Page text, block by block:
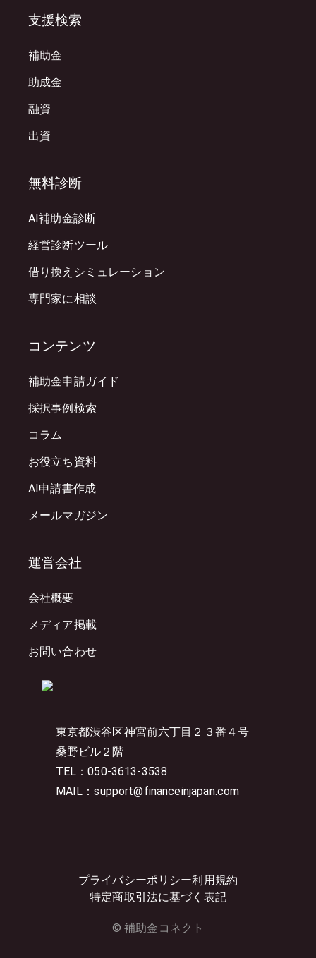
東京都渋谷区神宮前六丁目２３番４号
桑野ビル２階
TEL：050-3613-3538
MAIL：support@financeinjapan.com
プライバシーポリシー利用規約
特定商取引法に基づく表記
© 補助金コネクト
支援検索
補助金
助成金
融資
出資
無料診断
AI補助金診断
経営診断ツール
借り換えシミュレーション
専門家に相談
コンテンツ
補助金申請ガイド
採択事例検索
コラム
お役立ち資料
AI申請書作成
メールマガジン
運営会社
会社概要
メディア掲載
お問い合わせ